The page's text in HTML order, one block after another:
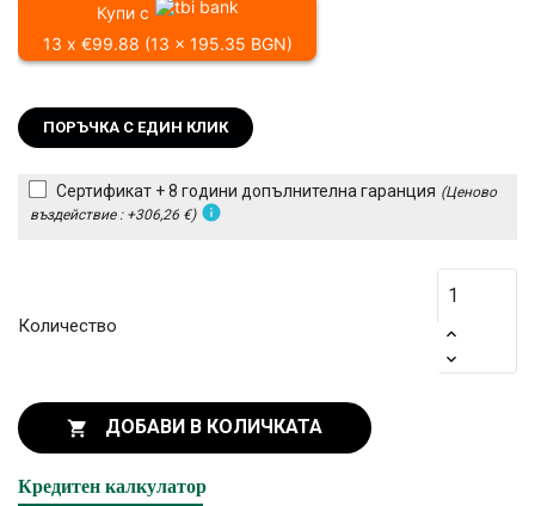
Купи с
13 x €99.88 (13 x 195.35 BGN)
ПОРЪЧКА С ЕДИН КЛИК
Сертификат + 8 години допълнителна гаранция (Ценово
въздействие : +306,26 €) info
Количество
 ДОБАВИ В КОЛИЧКАТА
Кредитен калкулатор